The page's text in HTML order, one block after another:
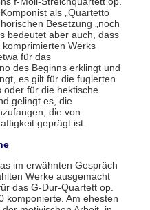
als „Quartetto
Besetzung „noch
bedeutet aber auch, dass
Werks
für das
des Beginns erklingt und
es gilt für die fugierten
oder für die hektische
gelingt es, die
die von
geprägt ist.
im erwähnten Gespräch
Werke ausgemacht
das G-Dur-Quartett op.
komponierte. Am ehesten